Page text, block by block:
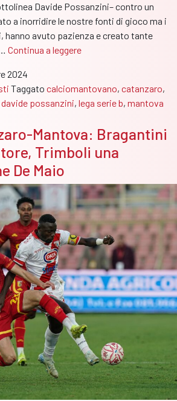
Davide Possanzini– contro un
a inorridire le nostre fonti di gioco ma i
hanno avuto pazienza e creato tante
Continua a leggerePost
per
Possanzini
Bragantini
il
mezzo
pieno
2024
Taggato calciomantovano, catanzaro,
davide possanzini, lega serie b, mantova
Mantova: Bragantini
Trimboli una
De Maio